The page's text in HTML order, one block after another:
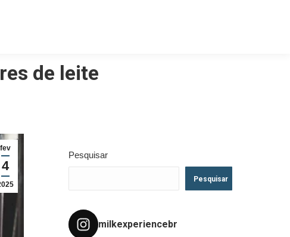
de leite
fev
4
Pesquisar
Pesquisar
milkexperiencebr